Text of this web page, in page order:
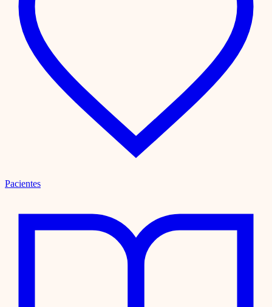
Pacientes